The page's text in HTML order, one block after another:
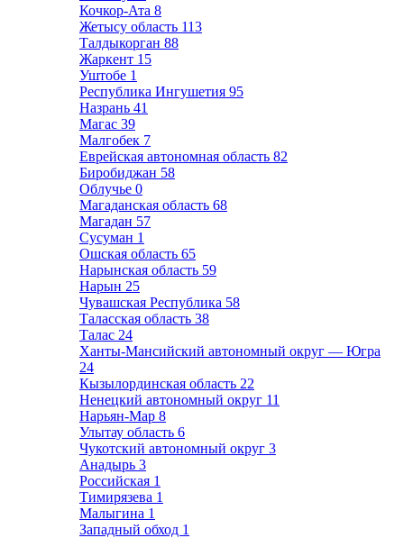
Кочкор-Ата 8
Жетысу область 113
Талдыкорган 88
Жаркент 15
Уштобе 1
Республика Ингушетия 95
Назрань 41
Магас 39
Малгобек 7
Еврейская автономная область 82
Биробиджан 58
Облучье 0
Магаданская область 68
Магадан 57
Сусуман 1
Ошская область 65
Нарынская область 59
Нарын 25
Чувашская Республика 58
Таласская область 38
Талас 24
Ханты-Мансийский автономный округ — Югра
24
Кызылординская область 22
Ненецкий автономный округ 11
Нарьян-Мар 8
Улытау область 6
Чукотский автономный округ 3
Анадырь 3
Российская 1
Тимирязева 1
Малыгина 1
Западный обход 1